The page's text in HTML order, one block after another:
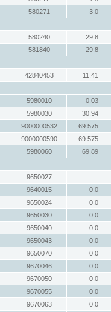
580271
3.0
580240
29.8
581840
29.8
42840453
11.41
5980010
0.03
5980030
30.94
9000000532
69.575
9000000590
69.575
5980060
69.89
9650027
9640015
0.0
9650024
0.0
9650030
0.0
9650040
0.0
9650043
0.0
9650070
0.0
9670046
0.0
9670050
0.0
9670055
0.0
9670063
0.0